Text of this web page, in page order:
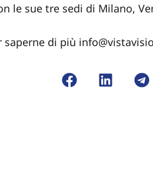
le sue tre sedi di Milano,
saperne di più